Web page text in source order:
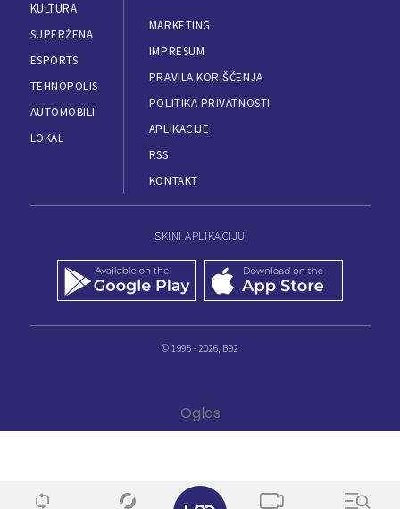
KULTURA
SUPERŽENA
ESPORTS
TEHNOPOLIS
AUTOMOBILI
LOKAL
MARKETING
IMPRESUM
PRAVILA KORIŠĆENJA
POLITIKA PRIVATNOSTI
APLIKACIJE
RSS
KONTAKT
SKINI APLIKACIJU
© 1995 - 2026, B92